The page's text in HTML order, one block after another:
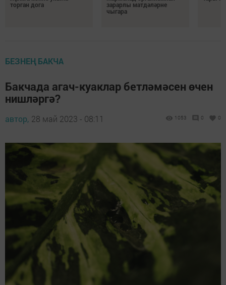
торган дога
зарарлы матдәләрне
чыгара
БЕЗНЕҢ БАКЧА
Бакчада агач-куаклар бетләмәсен өчен
нишләргә?
автор, 28 май 2023 - 08:11 1053 0 0